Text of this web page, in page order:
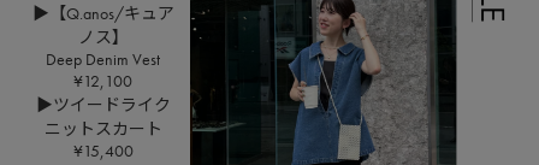
▶【Q.anos/キュア
ノス】
Deep Denim Vest
¥12,100
▶ツイードライク
ニットスカート
¥15,400